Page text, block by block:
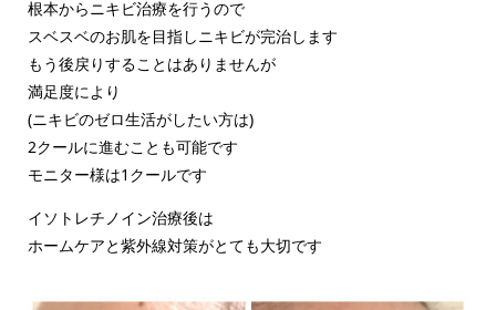
根本からニキビ治療を行うので
スベスベのお肌を目指しニキビが完治します
もう後戻りすることはありませんが
満足度により
(ニキビのゼロ生活がしたい方は)
2クールに進むことも可能です
モニター様は1クールです
イソトレチノイン治療後は
ホームケアと紫外線対策がとても大切です